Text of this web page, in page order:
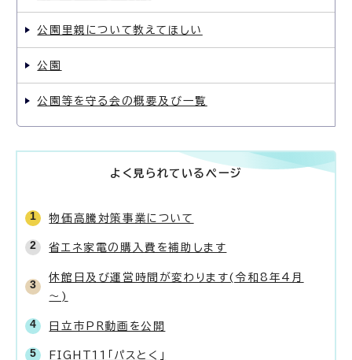
公園里親について教えてほしい
公園
公園等を守る会の概要及び一覧
よく見られているページ
物価高騰対策事業について
省エネ家電の購入費を補助します
休館日及び運営時間が変わります(令和8年4月
～)
日立市PR動画を公開
FIGHT11「パスとく」